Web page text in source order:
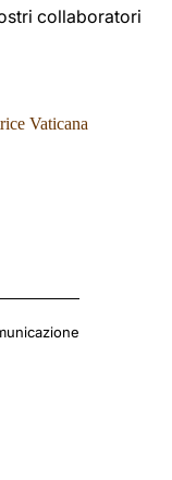
collaboratori
Vaticana